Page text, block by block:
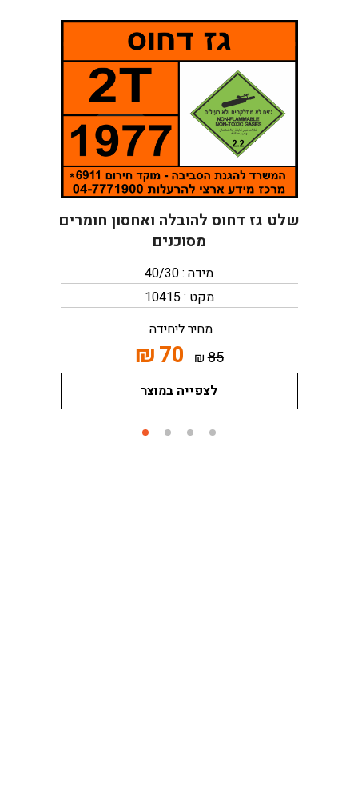
שלט גז דחוס להובלה ואחסון חומרים
מסוכנים
מידה : 40/30
מקט : 10415
מחיר ליחידה
85
₪
70
₪
לצפייה במוצר